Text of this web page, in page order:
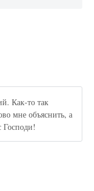
Как-то так
мне объяснить, а
Господи!